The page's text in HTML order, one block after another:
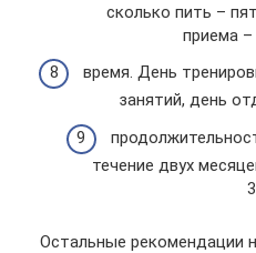
сколько пить –
приема –
время. День
занятий, день
течение двух
Остальные рекомендации